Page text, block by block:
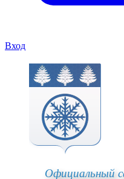
Вход
Официальный